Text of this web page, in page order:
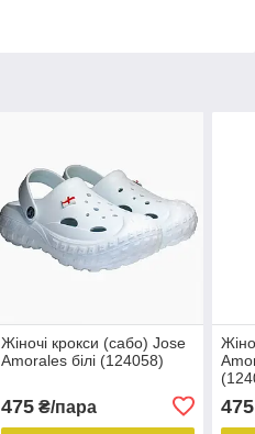
Жіночі крокси (сабо) Jose
Amorales білі (124058)
475₴/пара 475